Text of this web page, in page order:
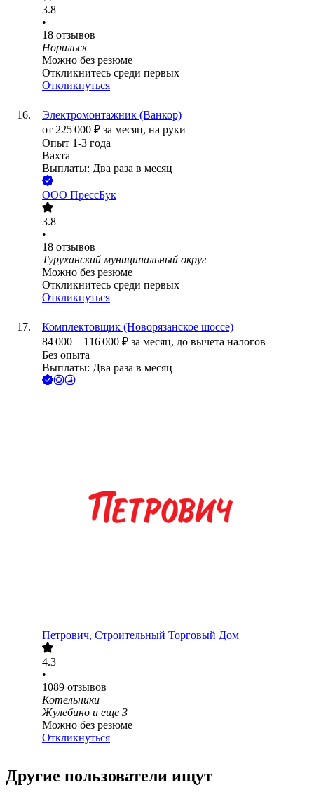
3.8
•
18 отзывов
Норильск
Можно без резюме
Откликнитесь среди первых
Откликнуться
Электромонтажник (Ванкор)
от 225 000 ₽ за месяц, на руки
Опыт 1-3 года
Вахта
Выплаты: Два раза в месяц
ООО ПрессБук
3.8
•
18 отзывов
Туруханский муниципальный округ
Можно без резюме
Откликнитесь среди первых
Откликнуться
Комплектовщик (Новорязанское шоссе)
84 000 – 116 000 ₽ за месяц, до вычета налогов
Без опыта
Выплаты: Два раза в месяц
Петрович, Строительный Торговый Дом
4.3
•
1089 отзывов
Котельники
Жулебино и еще 3
Можно без резюме
Откликнуться
Другие пользователи ищут